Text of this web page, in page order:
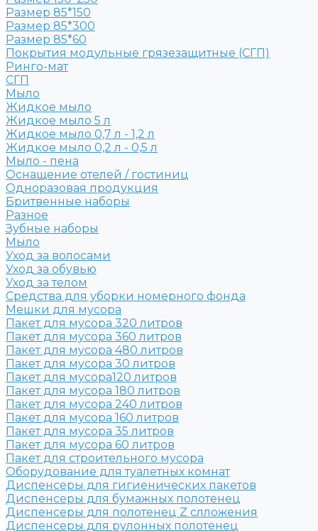
Размер 85*150
Размер 85*300
Размер 85*60
Покрытия модульные грязезащитные (СГП)
Ринго-мат
СГП
Мыло
Жидкое мыло
Жидкое мыло 5 л
Жидкое мыло 0,7 л - 1,2 л
Жидкое мыло 0,2 л - 0,5 л
Мыло - пена
Оснащение отелей / гостиниц
Одноразовая продукция
Бритвенные наборы
Разное
Зубные наборы
Мыло
Уход за волосами
Уход за обувью
Уход за телом
Средства для уборки номерного фонда
Мешки для мусора
Пакет для мусора 320 литров
Пакет для мусора 360 литров
Пакет для мусора 480 литров
Пакет для мусора 30 литров
Пакет для мусора120 литров
Пакет для мусора 180 литров
Пакет для мусора 240 литров
Пакет для мусора 160 литров
Пакет для мусора 35 литров
Пакет для мусора 60 литров
Пакет для строительного мусора
Оборудование для туалетных комнат
Диспенсеры для гигиенических пакетов
Диспенсеры для бумажных полотенец
Диспенсеры для полотенец Z слложения
Диспенсеры для рулонных полотенец